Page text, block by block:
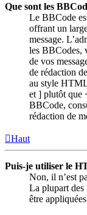
Que sont les
Le BBCode
offrant un
message.
les BBCodes,
de vos
de rédaction
au style
et ] plutôt que
BBCode,
rédaction de
Haut
Puis-je utiliser le
Non, il n’est
La plupart des
être